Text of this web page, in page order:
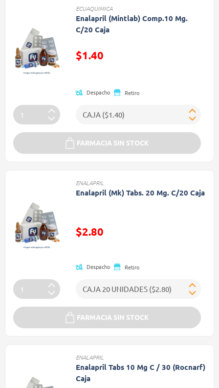
ECUAQUIMICA
Enalapril (Mintlab) Comp.10 Mg.
C/20 Caja
$1.40
Despacho Retiro
FARMACIA SIN STOCK
ENALAPRIL
Enalapril (Mk) Tabs. 20 Mg. C/20 Caja
Precio reducido de
$2.80
Despacho Retiro
FARMACIA SIN STOCK
ENALAPRIL
Enalapril Tabs 10 Mg C / 30 (Rocnarf)
Caja